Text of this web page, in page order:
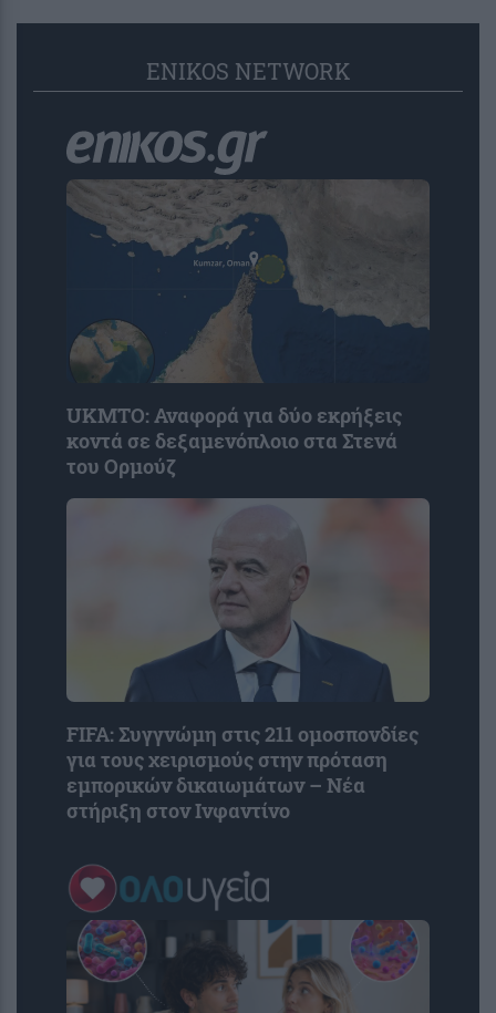
ENIKOS NETWORK
UKMTO: Αναφορά για δύο εκρήξεις
κοντά σε δεξαμενόπλοιο στα Στενά
του Ορμούζ
FIFA: Συγγνώμη στις 211 ομοσπονδίες
για τους χειρισμούς στην πρόταση
εμπορικών δικαιωμάτων – Νέα
στήριξη στον Ινφαντίνο